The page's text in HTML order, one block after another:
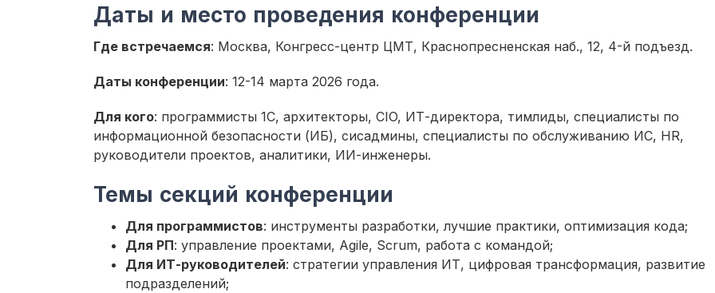
Даты и место проведения конференции
Где встречаемся: Москва, Конгресс-центр ЦМТ, Краснопресненская наб., 12, 4-й подъезд.
Даты конференции: 12-14 марта 2026 года.
Для кого: программисты 1С, архитекторы, CIO, ИТ-директора, тимлиды, специалисты по
информационной безопасности (ИБ), сисадмины, специалисты по обслуживанию ИС, HR,
руководители проектов, аналитики, ИИ-инженеры.
Темы секций конференции
Для программистов: инструменты разработки, лучшие практики, оптимизация кода;
Для РП: управление проектами, Agile, Scrum, работа с командой;
Для ИТ-руководителей: стратегии управления ИТ, цифровая трансформация, развитие
подразделений;